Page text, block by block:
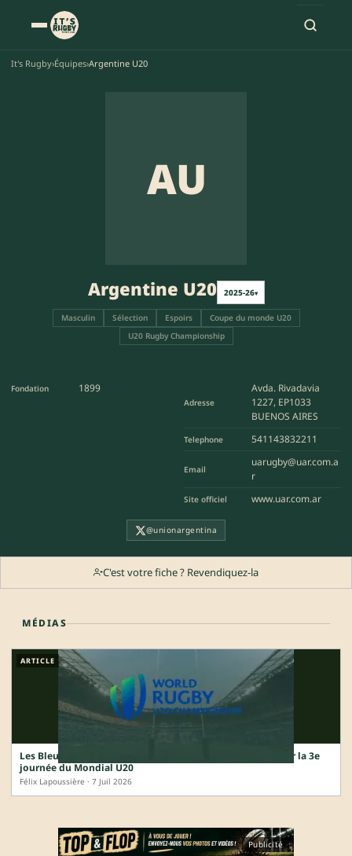
It's Rugby›Équipes›Argentine U20
AU
Argentine U20 2025-26▾
Masculin Sélection Espoirs
Coupe du monde U20
U20 Rugby Championship
Fondation 1899
Adresse
Avda. Rivadavia
1227, EP1033
BUENOS AIRES
Telephone 541143832211
Email
uarugby@uar.com.a
r
Site officiel www.uar.com.ar
@unionargentina
C'est votre fiche ? Revendiquez-la
MÉDIAS
ARTICLE
Les Bleuets connaissent leur tableau : le point complet sur la 3e
journée du Mondial U20
Félix Lapoussière · 7 Juil 2026
Publicité